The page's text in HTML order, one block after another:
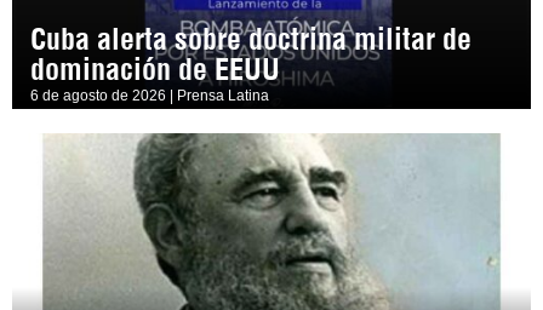
Cuba alerta sobre doctrina militar de
dominación de EEUU
6 de agosto de 2026 | Prensa Latina